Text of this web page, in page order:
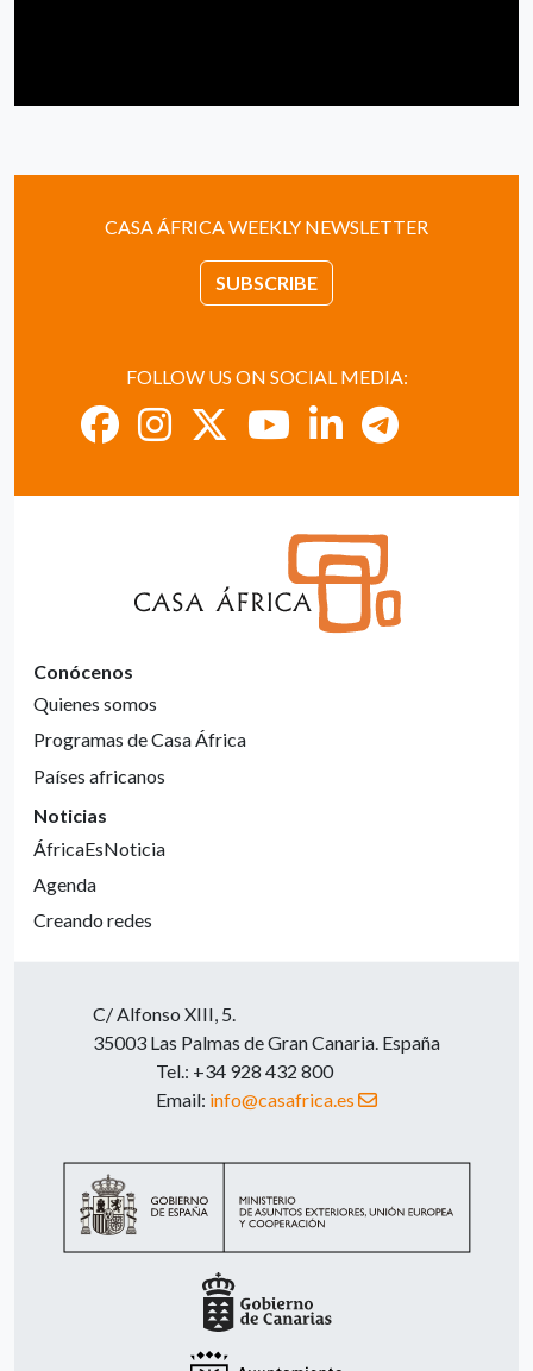
CASA ÁFRICA WEEKLY NEWSLETTER
SUBSCRIBE
FOLLOW US ON SOCIAL MEDIA:
Conócenos
Quienes somos
Programas de Casa África
Países africanos
Noticias
ÁfricaEsNoticia
Agenda
Creando redes
C/ Alfonso XIII, 5.
35003 Las Palmas de Gran Canaria. España
Tel.: +34 928 432 800
Email: info@casafrica.es